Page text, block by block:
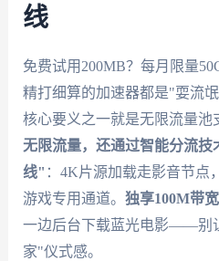
线
免费试用200MB？每月限量
精打细算的加速器都是"耍流氓
核心要义之一就是无限流量池
无限流量，还通过智能分流
线" ：4K片源加载走影音节点
游戏专用通道。 独享100M带宽
一边后台下载蓝光电影——别
家"仪式感。